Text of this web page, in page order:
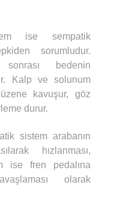
ise sempatik
sorumludur.
sonrası bedenin
Kalp ve solunum
kavuşur, göz
durur.
sistem arabanın
hızlanması,
ise fren pedalına
olarak